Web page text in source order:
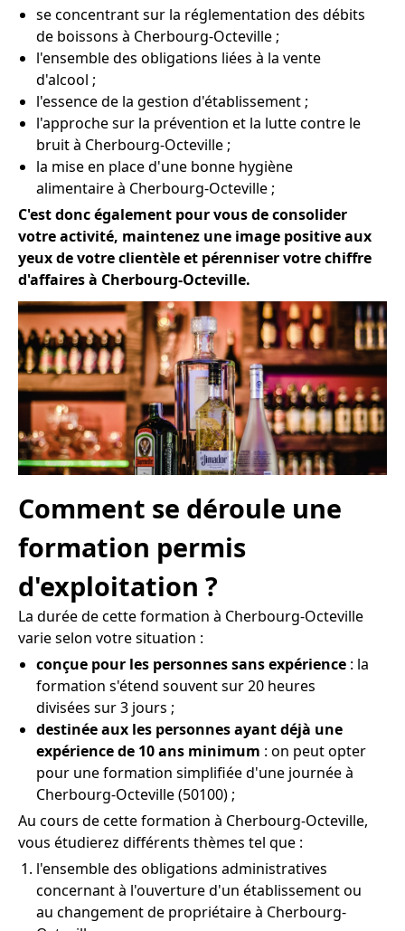
se concentrant sur la réglementation des débits
de boissons à Cherbourg-Octeville ;
l'ensemble des obligations liées à la vente
d'alcool ;
l'essence de la gestion d'établissement ;
l'approche sur la prévention et la lutte contre le
bruit à Cherbourg-Octeville ;
la mise en place d'une bonne hygiène
alimentaire à Cherbourg-Octeville ;
C'est donc également pour vous de consolider
votre activité, maintenez une image positive aux
yeux de votre clientèle et pérenniser votre chiffre
d'affaires à Cherbourg-Octeville.
Comment se déroule une
formation permis
d'exploitation ?
La durée de cette formation à Cherbourg-Octeville
varie selon votre situation :
conçue pour les personnes sans expérience : la
formation s'étend souvent sur 20 heures
divisées sur 3 jours ;
destinée aux les personnes ayant déjà une
expérience de 10 ans minimum : on peut opter
pour une formation simplifiée d'une journée à
Cherbourg-Octeville (50100) ;
Au cours de cette formation à Cherbourg-Octeville,
vous étudierez différents thèmes tel que :
l'ensemble des obligations administratives
concernant à l'ouverture d'un établissement ou
au changement de propriétaire à Cherbourg-